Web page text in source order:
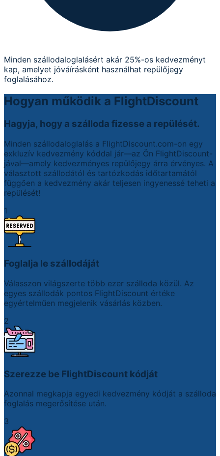
Minden szállodaloglalásért akár 25%-os kedvezményt
kap, amelyet jóváírásként használhat repülőjegy
foglalásához.
Hogyan működik a FlightDiscount
Hagyja, hogy a szálloda fizesse a repülését.
Minden szállodaloglalás a FlightDiscount.com-on egy
exkluzív kedvezmény kóddal jár—az Ön FlightDiscount-
jával—amely kedvezményes repülőjegy árra érvényes. A
választott szállodától és tartózkodás időtartamától
függően a kedvezmény akár teljesen ingyenessé teheti a
repülését!
1
Foglalja le szállodáját
Válasszon világszerte több ezer szálloda közül. Az
egyes szállodák pontos FlightDiscount értéke
egyértelműen megjelenik vásárlás közben.
2
Szerezze be FlightDiscount kódját
Azonnal megkapja egyedi kedvezmény kódját a szálloda
foglalás megerősítése után.
3